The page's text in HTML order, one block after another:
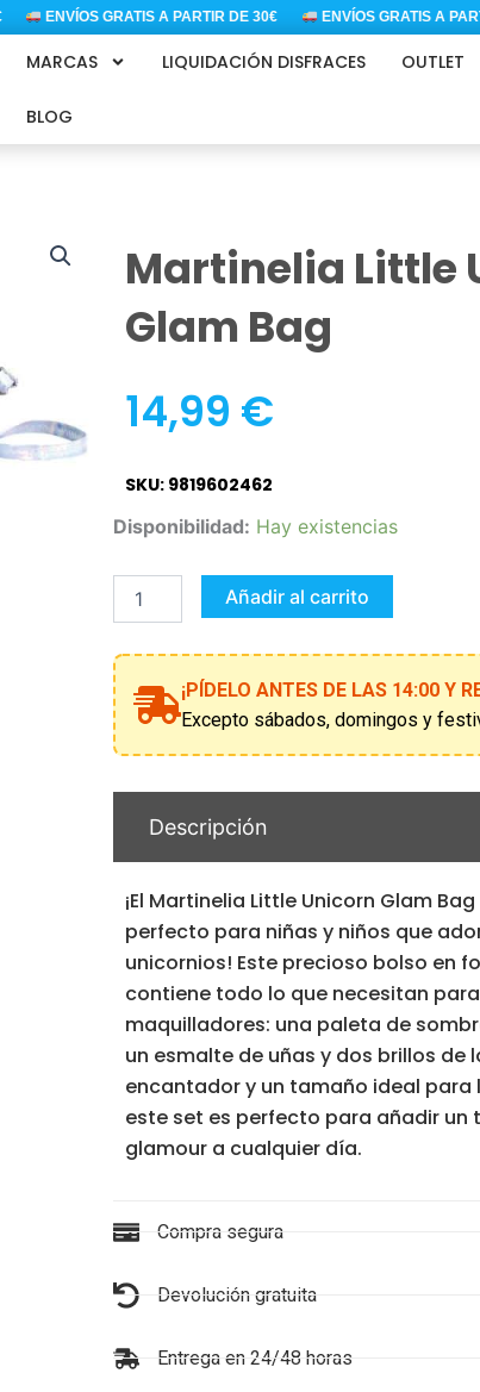
ENVÍOS GRATIS A PARTIR DE 30€ ENVÍOS GRATIS A
MARCAS LIQUIDACIÓN DISFRACES OUTLET
BLOG
Martinelia Little
Glam Bag
14,99 €
SKU: 9819602462
Disponibilidad: Hay existencias
Martinelia
Little
Glam
Añadir al carrito
¡PÍDELO ANTES DE LAS 14:00 Y
Excepto sábados, domingos y
Descripción
¡El Martinelia Little Unicorn Glam
perfecto para niñas y niños que
unicornios! Este precioso bolso en
contiene todo lo que necesitan
maquilladores: una paleta de
un esmalte de uñas y dos brillos de
encantador y un tamaño ideal para
este set es perfecto para añadir un
glamour a cualquier día.
Compra segura
Devolución gratuita
Entrega en 24/48 horas